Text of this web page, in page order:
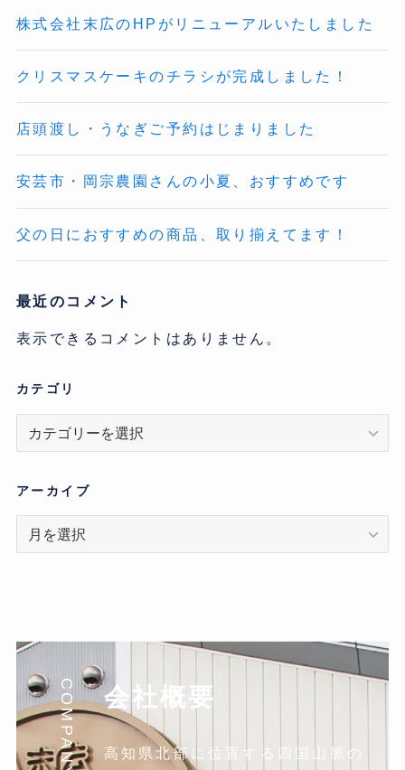
株式会社末広のHPがリニューアルいたしました
クリスマスケーキのチラシが完成しました！
店頭渡し・うなぎご予約はじまりました
安芸市・岡宗農園さんの小夏、おすすめです
父の日におすすめの商品、取り揃えてます！
最近のコメント
表示できるコメントはありません。
カテゴリ
リ
アーカイブ
ア
COMPANY 会社概要
高知県北部に位置する四国山脈の